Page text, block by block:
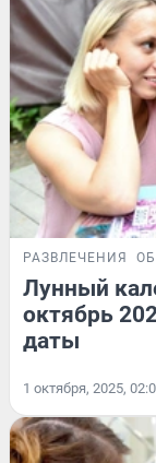
РАЗВЛЕЧЕНИЯ
Лунный
октябрь
даты
1 октября, 2025,